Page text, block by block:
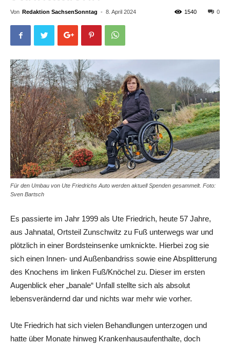
Von Redaktion SachsenSonntag - 8. April 2024 0
1540
Für den Umbau von Ute Friedrichs Auto werden aktuell Spenden gesammelt. Foto:
Sven Bartsch
Es passierte im Jahr 1999 als Ute Friedrich, heute 57 Jahre,
aus Jahnatal, Ortsteil Zunschwitz zu Fuß unterwegs war und
plötzlich in einer Bordsteinsenke umknickte. Hierbei zog sie
sich einen Innen- und Außenbandriss sowie eine Absplitterung
des Knochens im linken Fuß/Knöchel zu. Dieser im ersten
Augenblick eher „banale“ Unfall stellte sich als absolut
lebensverändernd dar und nichts war mehr wie vorher.
Ute Friedrich hat sich vielen Behandlungen unterzogen und
hatte über Monate hinweg Krankenhausaufenthalte, doch